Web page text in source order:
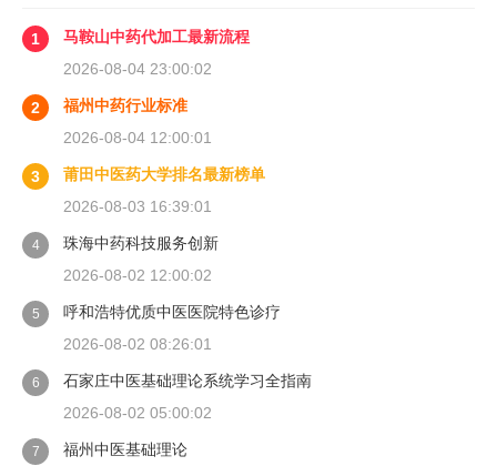
1
马鞍山中药代加工最新流程
2026-08-04 23:00:02
2
福州中药行业标准
2026-08-04 12:00:01
3
莆田中医药大学排名最新榜单
2026-08-03 16:39:01
4
珠海中药科技服务创新
2026-08-02 12:00:02
5
呼和浩特优质中医医院特色诊疗
2026-08-02 08:26:01
6
石家庄中医基础理论系统学习全指南
2026-08-02 05:00:02
7 福州中医基础理论